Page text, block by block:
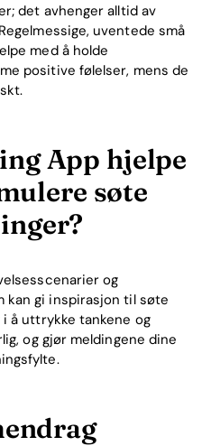
det avhenger alltid av
uventede små
med å holde
positive følelser, mens de
App hjelpe
søte
og
kan gi inspirasjon til søte
å uttrykke tankene og
og gjør meldingene dine